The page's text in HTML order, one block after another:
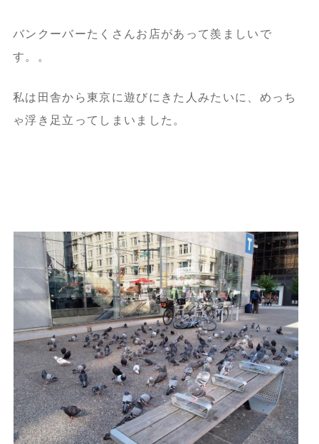
バンクーバーたくさんお店があって羨ましいで
す。。
私は田舎から東京に遊びにきた人みたいに、めっち
ゃ浮き足立ってしまいました。